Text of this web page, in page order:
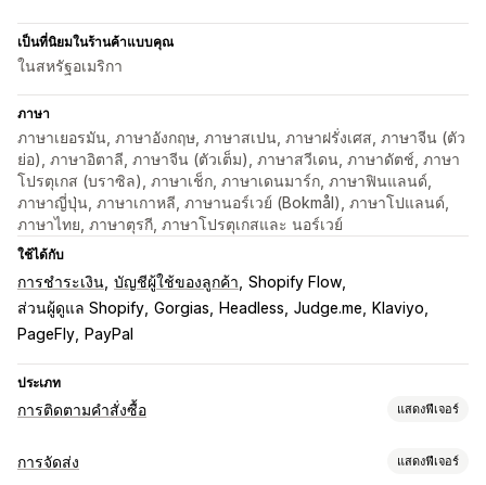
เป็นที่นิยมในร้านค้าแบบคุณ
ในสหรัฐอเมริกา
ภาษา
ภาษาเยอรมัน, ภาษาอังกฤษ, ภาษาสเปน, ภาษาฝรั่งเศส, ภาษาจีน (ตัว
ย่อ), ภาษาอิตาลี, ภาษาจีน (ตัวเต็ม), ภาษาสวีเดน, ภาษาดัตช์, ภาษา
โปรตุเกส (บราซิล), ภาษาเช็ก, ภาษาเดนมาร์ก, ภาษาฟินแลนด์,
ภาษาญี่ปุ่น, ภาษาเกาหลี, ภาษานอร์เวย์ (Bokmål), ภาษาโปแลนด์,
ภาษาไทย, ภาษาตุรกี, ภาษาโปรตุเกสและ นอร์เวย์
ใช้ได้กับ
การชำระเงิน บัญชีผู้ใช้ของลูกค้า Shopify Flow
ส่วนผู้ดูแล Shopify Gorgias Headless Judge.me
Klaviyo
PageFly
PayPal
ประเภท
การติดตามคำสั่งซื้อ แสดงฟีเจอร์
การติดตาม
การจัดส่ง แสดงฟีเจอร์